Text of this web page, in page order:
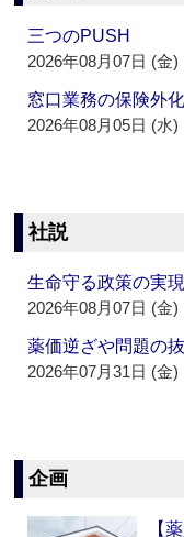
三つのPUSH
2026年08月07日 (金)
窓口業務の保険外
2026年08月05日 (水)
社説
生命守る政策の実
2026年08月07日 (金)
薬価逆ざや問題の
2026年07月31日 (金)
企画
【